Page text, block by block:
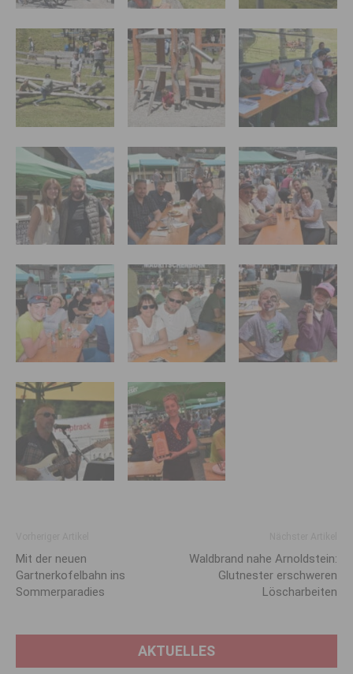
Mit der neuen
Gartnerkofelbahn ins
Sommerparadies
Waldbrand nahe Arnoldstein:
Glutnester erschweren
Löscharbeiten
AKTUELLES